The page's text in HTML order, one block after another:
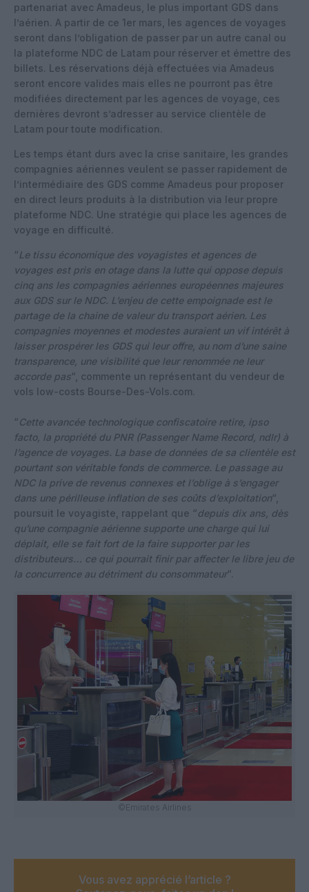
partenariat avec Amadeus, le plus important GDS dans
l’aérien. A partir de ce 1er mars, les agences de voyages
seront dans l’obligation de passer par un autre canal ou
la plateforme NDC de Latam pour réserver et émettre des
billets. Les réservations déjà effectuées via Amadeus
seront encore valides mais elles ne pourront pas être
modifiées directement par les agences de voyage, ces
dernières devront s’adresser au service clientèle de
Latam pour toute modification.
Les temps étant durs avec la crise sanitaire, les grandes
compagnies aériennes veulent se passer rapidement de
l’intermédiaire des GDS comme Amadeus pour proposer
en direct leurs produits à la distribution via leur propre
plateforme NDC. Une stratégie qui place les agences de
voyage en difficulté.
“Le tissu économique des voyagistes et agences de
voyages est pris en otage dans la lutte qui oppose depuis
cinq ans les compagnies aériennes européennes majeures
aux GDS sur le NDC. L’enjeu de cette empoignade est le
partage de la chaine de valeur du transport aérien. Les
compagnies moyennes et modestes auraient un vif intérêt à
laisser prospérer les GDS qui leur offre, au nom d’une saine
transparence, une visibilité que leur renommée ne leur
accorde pas“, commente un représentant du vendeur de
vols low-costs Bourse-Des-Vols.com.
“Cette avancée technologique confiscatoire retire, ipso
facto, la propriété du PNR (Passenger Name Record, ndlr) à
l’agence de voyages. La base de données de sa clientèle est
pourtant son véritable fonds de commerce. Le passage au
NDC la prive de revenus connexes et l’oblige à s’engager
dans une périlleuse inflation de ses coûts d’exploitation“,
poursuit le voyagiste, rappelant que “depuis dix ans, dès
qu’une compagnie aérienne supporte une charge qui lui
déplait, elle se fait fort de la faire supporter par les
distributeurs… ce qui pourrait finir par affecter le libre jeu de
la concurrence au détriment du consommateur“.
©Emirates Airlines
Vous avez apprécié l’article ?